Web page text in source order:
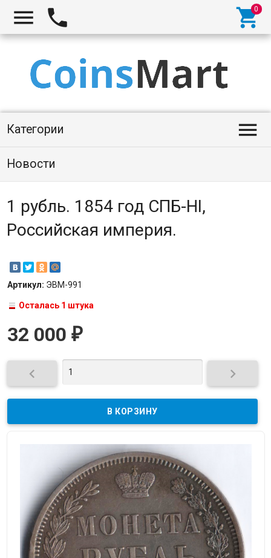
  
Категории 
Новости
1 рубль. 1854 год СПБ-НI,
Российская империя.
Артикул: ЭВМ-991
Осталась 1 штука
32 000 ₽
 